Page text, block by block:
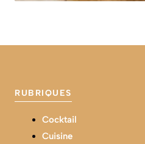
RUBRIQUES
Cocktail
Cuisine